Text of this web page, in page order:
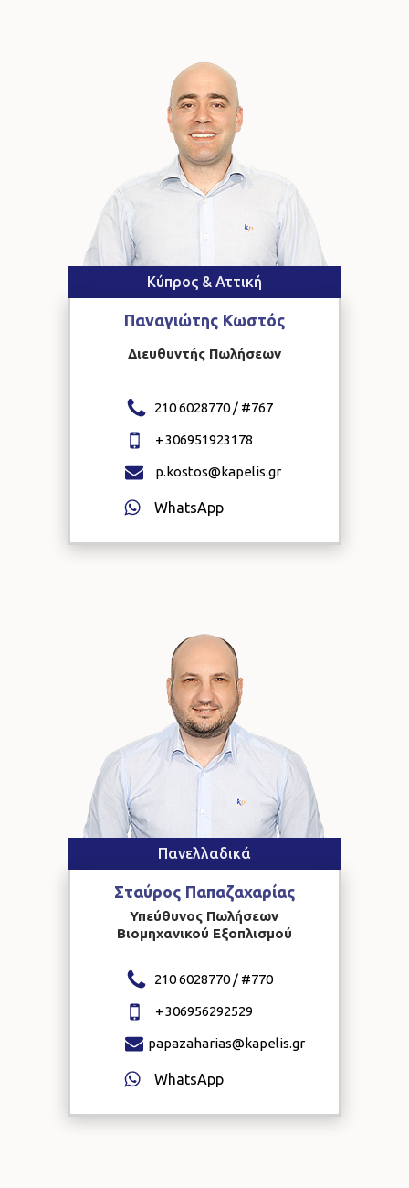
Κύπρος & Αττική
Παναγιώτης Κωστός
Διευθυντής Πωλήσεων
210 6028770 / #767
+306951923178
p.kostos@kapelis.gr
WhatsApp
Πανελλαδικά
Σταύρος Παπαζαχαρίας
Υπεύθυνος Πωλήσεων
Βιομηχανικού Εξοπλισμού
210 6028770 / #770
+306956292529
papazaharias@kapelis.gr
WhatsApp